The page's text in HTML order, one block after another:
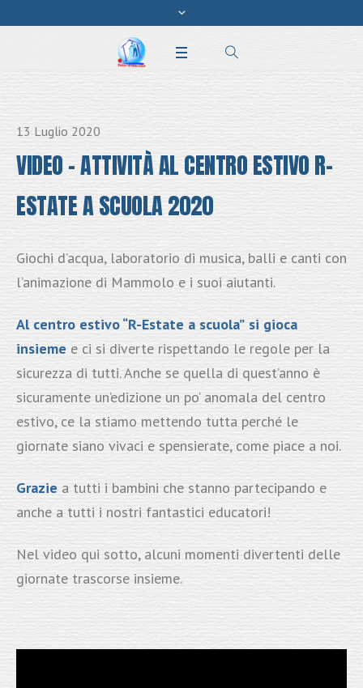
13 Luglio 2020
VIDEO – ATTIVITÀ AL CENTRO ESTIVO R-
ESTATE A SCUOLA 2020
Giochi d’acqua, laboratorio di musica, balli e canti con
l’animazione di Mammolo e i suoi aiutanti.
Al centro estivo “R-Estate a scuola” si gioca
insieme e ci si diverte rispettando le regole per la
sicurezza di tutti. Anche se quella di quest’anno è
sicuramente un’edizione un po’ anomala del centro
estivo, ce la stiamo mettendo tutta perché le
giornate siano vivaci e spensierate, come piace a noi.
Grazie a tutti i bambini che stanno partecipando e
anche a tutti i nostri fantastici educatori!
Nel video qui sotto, alcuni momenti divertenti delle
giornate trascorse insieme.